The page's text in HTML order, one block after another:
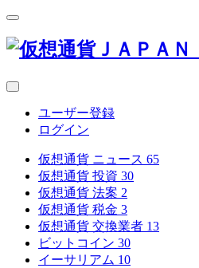
ユーザー登録
ログイン
仮想通貨 ニュース 65
仮想通貨 投資 30
仮想通貨 法案 2
仮想通貨 税金 3
仮想通貨 交換業者 13
ビットコイン 30
イーサリアム 10